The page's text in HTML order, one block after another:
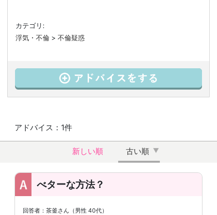
カテゴリ:
浮気・不倫 > 不倫疑惑
アドバイス：1件
新しい順 古い順
べターな方法？
回答者：茶釜さん（男性 40代）